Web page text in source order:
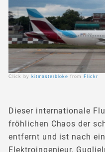
Click by kitmasterbloke from Flickr
Dieser internationale
fröhlichen Chaos der
entfernt und ist nach
Elektroingenieur,